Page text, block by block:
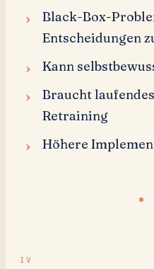
Black-Box-
Entscheidungen
Kann
Braucht
Retraining
Höhere